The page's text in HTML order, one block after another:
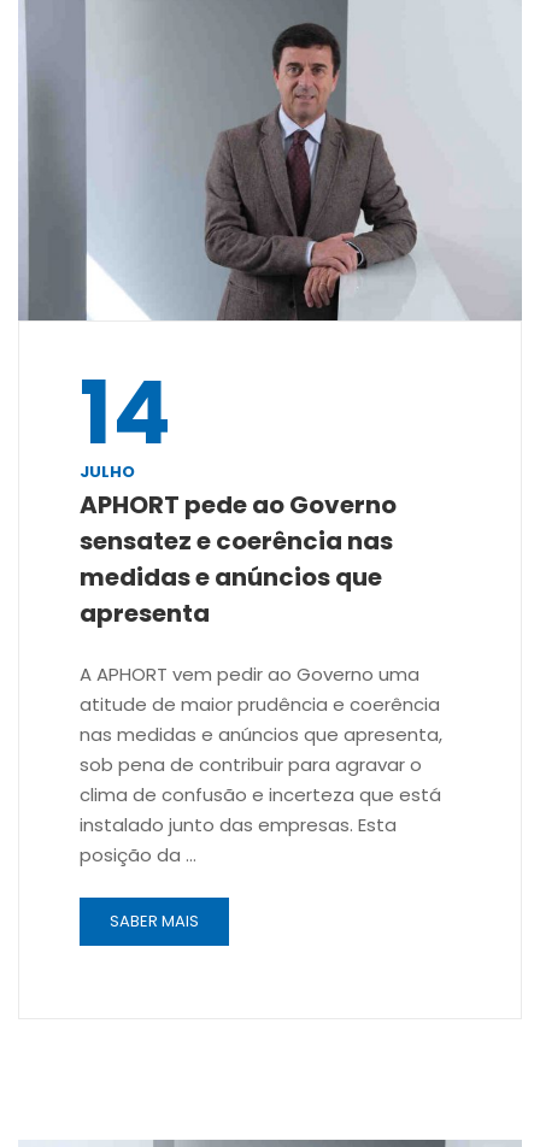
14
JULHO
APHORT pede ao Governo
sensatez e coerência nas
medidas e anúncios que
apresenta
A APHORT vem pedir ao Governo uma
atitude de maior prudência e coerência
nas medidas e anúncios que apresenta,
sob pena de contribuir para agravar o
clima de confusão e incerteza que está
instalado junto das empresas. Esta
posição da …
SABER MAIS